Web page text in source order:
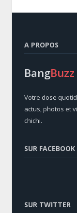
A PROPOS
BangBuzz
Votre dose
actus, photos et
chichi.
SUR FACEBOOK
SUR TWITTER